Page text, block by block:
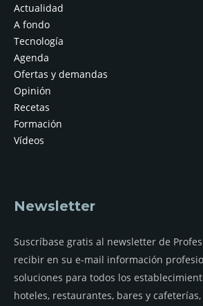
Actualidad
A fondo
Tecnología
Agenda
Ofertas y demandas
Opinión
Recetas
Formación
Vídeos
Newsletter
Suscríbase gratis al newsletter de
recibir en su e-mail información
soluciones para todos los
hoteles, restaurantes, bares y